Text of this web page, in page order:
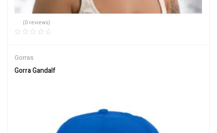
(0 reviews)
Gorras
Gorra Gandalf